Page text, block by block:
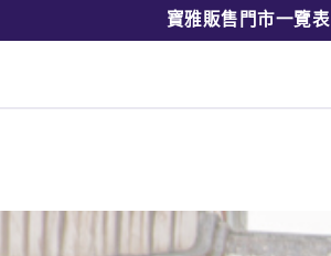
寶雅販售門市一覽表